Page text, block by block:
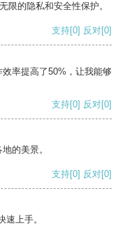
限的隐私和安全性保护。
支持[0] 反对[0]
率提高了50%，让我能够
支持[0] 反对[0]
的美景。
支持[0] 反对[0]
上手。